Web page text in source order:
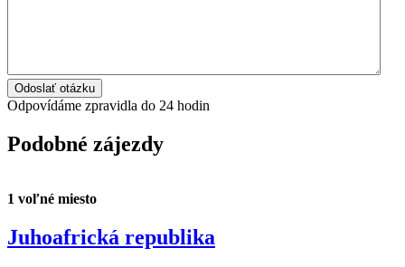
Odoslať otázku
Odpovídáme zpravidla do 24 hodin
Podobné zájezdy
1 voľné miesto
Juhoafrická republika